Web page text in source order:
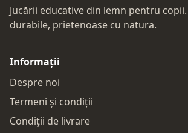
Jucării educative din lemn pentru
durabile, prietenoase cu natura.
Informații
Despre noi
Termeni și condiții
Condiții de livrare